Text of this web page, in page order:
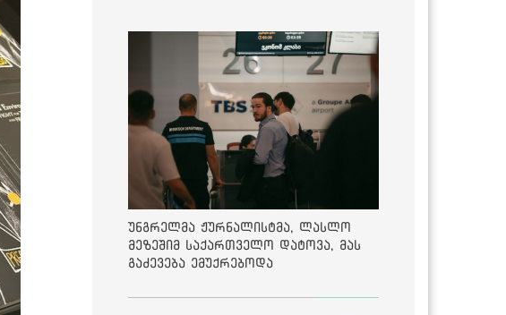
უნგრელმა ჟურნალისტმა, ლასლო
მეზეშიმ საქართველო დატოვა, მას
გაძევება ემუქრებოდა